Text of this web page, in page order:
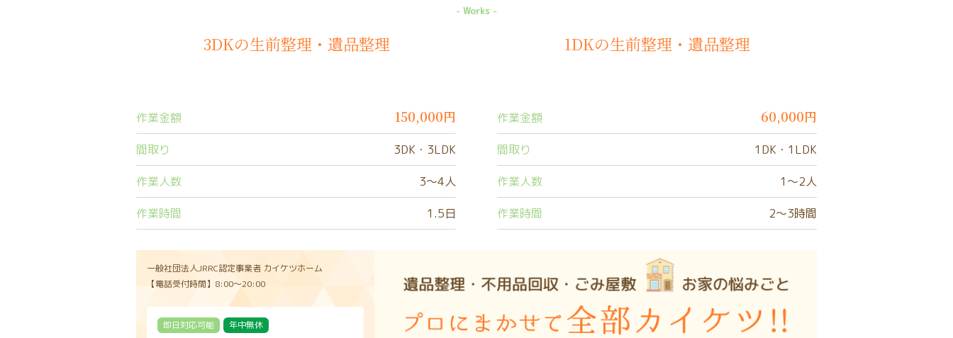
Works
3DKの生前整理・遺品整理
作業金額 150,000円
間取り 3DK・3LDK
作業人数 3〜4人
作業時間 1.5日
1DKの生前整理・遺品整理
作業金額 60,000円
間取り 1DK・1LDK
作業人数 1〜2人
作業時間 2〜3時間
一般社団法人JRRC認定事業者 カイケツホーム
【電話受付時間】8:00〜20:00
即日対応可能 年中無休